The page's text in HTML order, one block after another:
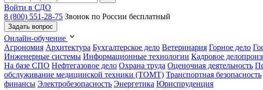
Войти в СДО
8 (800) 551-28-75 Звонок по России бесплатный
Задать вопрос
Онлайн-обучение
Агрономия Архитектура Бухгалтерское дело Ветеринария Горное дело
Инженерные системы Информационные технологии Кадровое
На базе СПО Нефтегазовое дело Охрана труда Оценочная деятельность
обслуживание медицинской техники (ТОМТ) Транспортная безопасность
финансы Электробезопасность Энергетика Юриспруденция